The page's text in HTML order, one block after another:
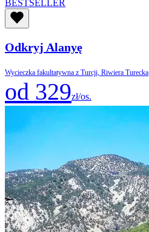
BESTSELLER
Odkryj Alanyę
Wycieczka fakultatywna z Turcji, Riwiera Turecka
od 329zł/os.